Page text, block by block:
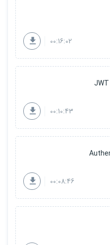
00:16:02
00:10:43
00:08:46